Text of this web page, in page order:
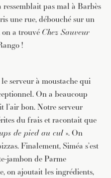
pas mal à Barbès
une rue, débouché sur un
a trouvé Chez Sauveur
!
serveur à moustache qui
On a beaucoup
l’air bon. Notre serveur
du frais et racontait que
de pied au cul ». On
Finalement, Siméa s’est
jambon de Parme
on ajoutait les ingrédients,